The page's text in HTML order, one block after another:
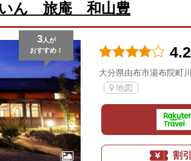
ん 旅庵 和山豊
3人が
おすすめ！
4.2
大分県由布市湯布院町
地図
割